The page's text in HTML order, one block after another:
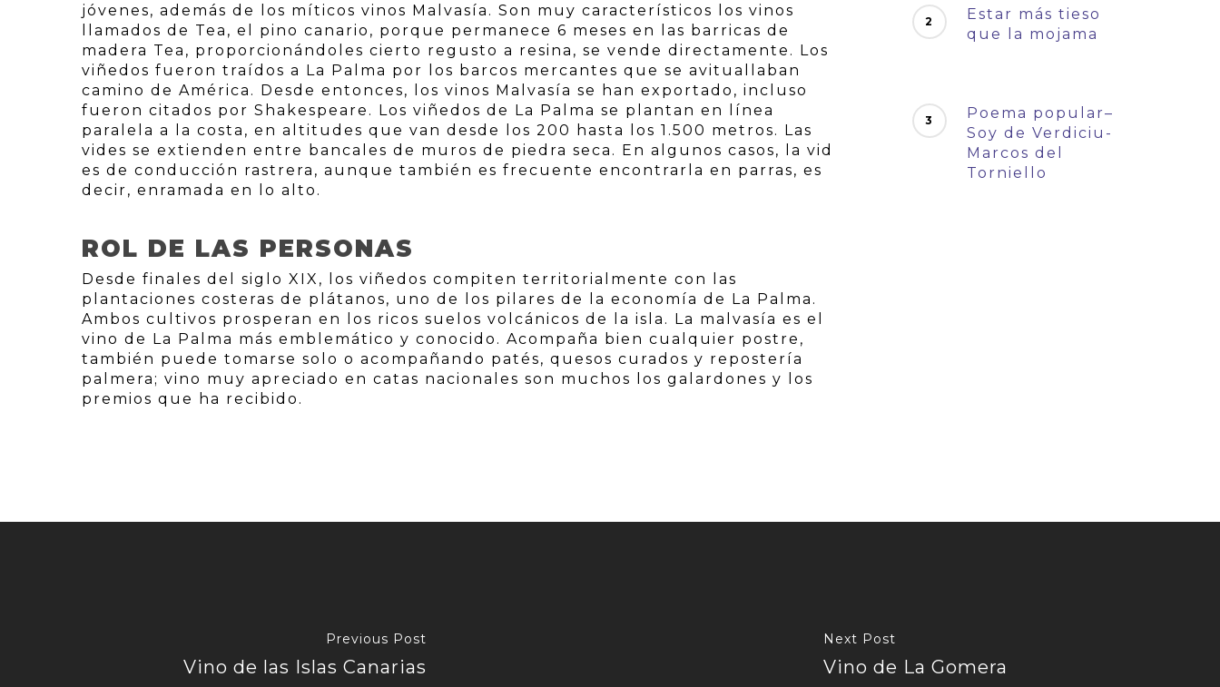
jóvenes, además de los míticos vinos Malvasía. Son muy característicos los vinos
llamados de Tea, el pino canario, porque permanece 6 meses en las barricas de
madera Tea, proporcionándoles cierto regusto a resina, se vende directamente. Los
viñedos fueron traídos a La Palma por los barcos mercantes que se avituallaban
camino de América. Desde entonces, los vinos Malvasía se han exportado, incluso
fueron citados por Shakespeare. Los viñedos de La Palma se plantan en línea
paralela a la costa, en altitudes que van desde los 200 hasta los 1.500 metros. Las
vides se extienden entre bancales de muros de piedra seca. En algunos casos, la vid
es de conducción rastrera, aunque también es frecuente encontrarla en parras, es
decir, enramada en lo alto.
ROL DE LAS PERSONAS
Desde finales del siglo XIX, los viñedos compiten territorialmente con las
plantaciones costeras de plátanos, uno de los pilares de la economía de La Palma.
Ambos cultivos prosperan en los ricos suelos volcánicos de la isla. La malvasía es el
vino de La Palma más emblemático y conocido. Acompaña bien cualquier postre,
también puede tomarse solo o acompañando patés, quesos curados y repostería
palmera; vino muy apreciado en catas nacionales son muchos los galardones y los
premios que ha recibido.
Estar más tieso
que la mojama
Poema popular–
Soy de Verdiciu-
Marcos del
Torniello
Previous Post
Vino de las Islas Canarias
Next Post
Vino de La Gomera